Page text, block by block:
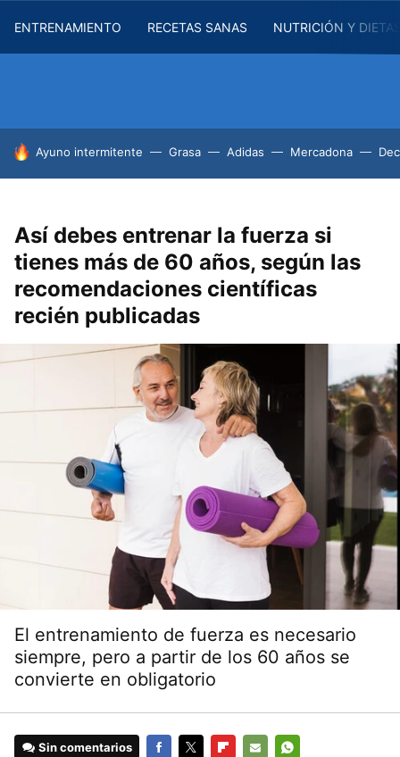
ENTRENAMIENTO RECETAS SANAS NUTRICIÓN Y
HOY SE HABLA DE
Ayuno intermitente Grasa Adidas Mercadona
Así debes entrenar la fuerza si
tienes más de 60 años, según las
recomendaciones científicas
recién publicadas
El entrenamiento de fuerza es necesario
siempre, pero a partir de los 60 años se
convierte en obligatorio
Sin comentarios